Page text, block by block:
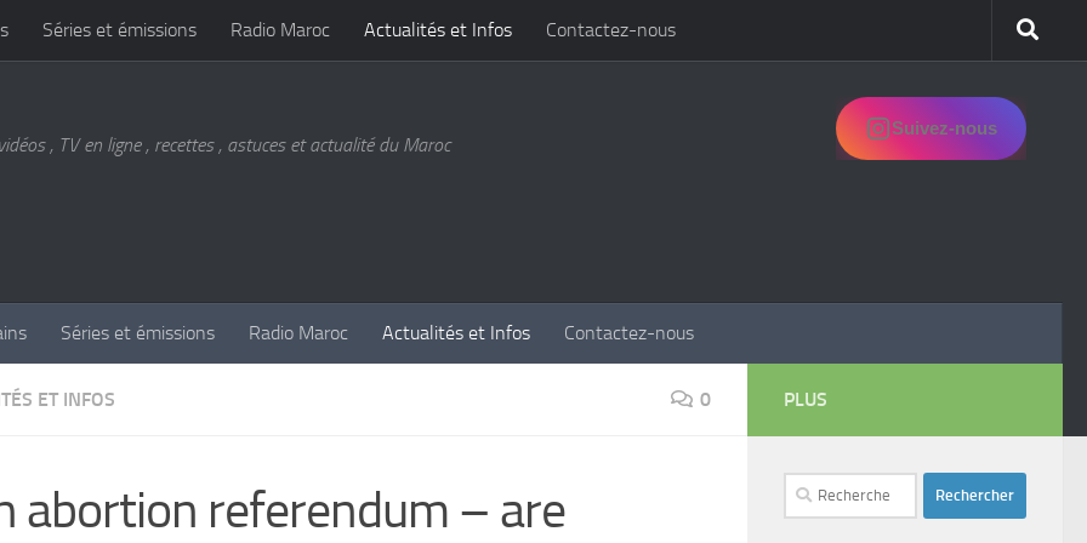
Séries et émissions Radio Maroc Actualités et Infos Contactez-nous
, TV en ligne , recettes , astuces et actualité du Maroc
Suivez-nous
Séries et émissions Radio Maroc Actualités et Infos Contactez-nous
ET INFOS 0
abortion referendum – are
PLUS
Rechercher :